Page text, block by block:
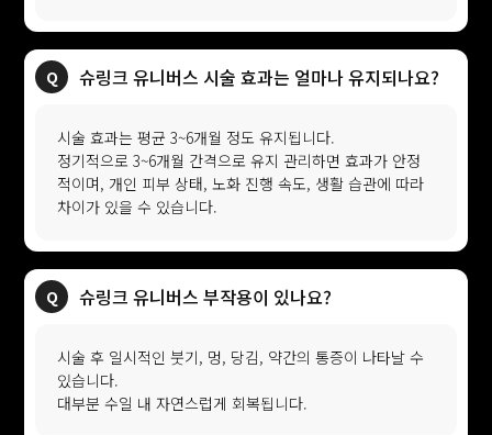
슈링크 유니버스 시술 효과는 얼마나 유지되나요?
시술 효과는 평균 3~6개월 정도 유지됩니다.
정기적으로 3~6개월 간격으로 유지 관리하면 효과가 안정
적이며, 개인 피부 상태, 노화 진행 속도, 생활 습관에 따라
차이가 있을 수 있습니다.
슈링크 유니버스 부작용이 있나요?
시술 후 일시적인 붓기, 멍, 당김, 약간의 통증이 나타날 수
있습니다.
대부분 수일 내 자연스럽게 회복됩니다.